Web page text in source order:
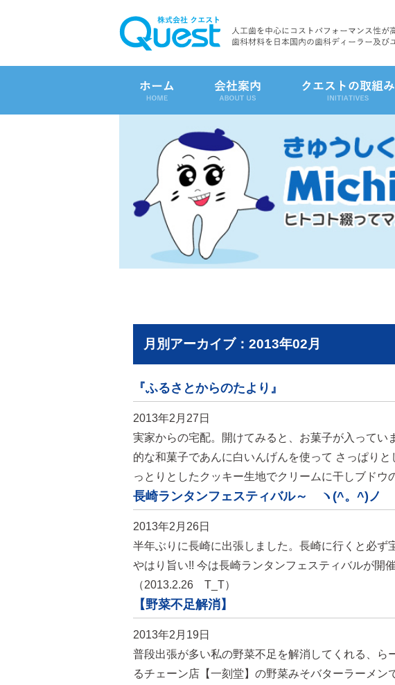
月別アーカイブ：2013年02月
『ふるさとからのたより』
2013年2月27日
実家からの宅配。開けてみると、お菓子が入ってい
的な和菓子であんに白いんげんを使って さっぱり
っとりとしたクッキー生地でクリームに干しブドウ
長崎ランタンフェスティバル～ ヽ(^。^)ノ
2013年2月26日
半年ぶりに長崎に出張しました。長崎に行くと必ず
やはり旨い!! 今は長崎ランタンフェスティバルが開
（2013.2.26 T_T）
【野菜不足解消】
2013年2月19日
普段出張が多い私の野菜不足を解消してくれる、ら
るチェーン店【一刻堂】の野菜みそバターラーメン